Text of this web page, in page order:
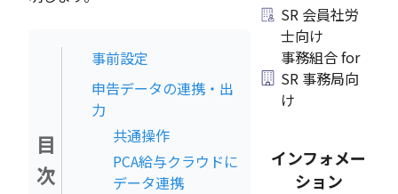
目
次
事前設定
申告データの連携・出
力
共通操作
PCA給与クラウドに
データ連携
SR 会員社労
士向け
事務組合 for
SR 事務局向
け
インフォメー
ション